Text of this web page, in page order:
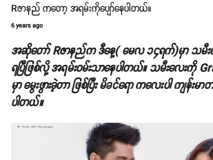
Rဇာနည် ကတော့ အရမ်းကိုပျော်နေပါတယ်။
6 years ago
အဆိုတော် Rဇာနည်က ဒီနေ့( မေလ ၁၄ရက်)မှာ သမီး
ရပြီဖြစ်လို့ အရမ်းဝမ်းသာနေပါတယ်။ သမီးလေးကို
မှာ မွေးဖွားခဲ့တာ ဖြစ်ပြီး မိခင်ရော ကလေးပါ ကျ
ပါတယ်။